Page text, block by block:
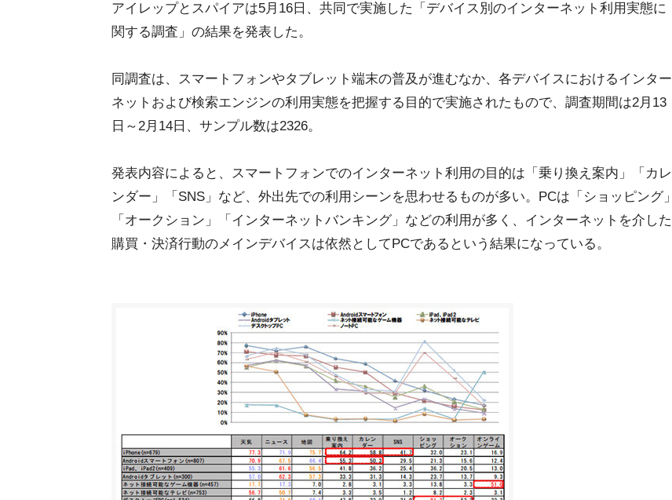
アイレップとスパイアは5月16日、共同で実施した「デバイス別のインターネット利用実態に
関する調査」の結果を発表した。
同調査は、スマートフォンやタブレット端末の普及が進むなか、各デバイスにおけるインター
ネットおよび検索エンジンの利用実態を把握する目的で実施されたもので、調査期間は2月13
日～2月14日、サンプル数は2326。
発表内容によると、スマートフォンでのインターネット利用の目的は「乗り換え案内」「カレ
ンダー」「SNS」など、外出先での利用シーンを思わせるものが多い。PCは「ショッピング」
「オークション」「インターネットバンキング」などの利用が多く、インターネットを介した
購買・決済行動のメインデバイスは依然としてPCであるという結果になっている。